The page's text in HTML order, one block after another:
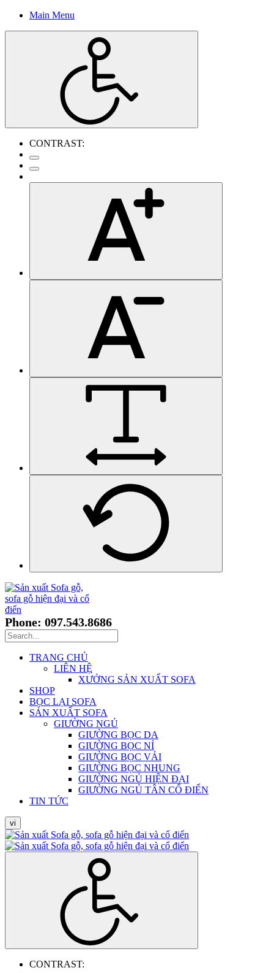
Main Menu
CONTRAST:
Phone: 097.543.8686
TRANG CHỦ
LIÊN HỆ
XƯỞNG SẢN XUẤT SOFA
SHOP
BỌC LẠI SOFA
SẢN XUẤT SOFA
GIƯỜNG NGỦ
GIƯỜNG BỌC DA
GIƯỜNG BỌC NỈ
GIƯỜNG BỌC VẢI
GIƯỜNG BỌC NHUNG
GIƯỜNG NGỦ HIỆN ĐẠI
GIƯỜNG NGỦ TÂN CỔ ĐIỂN
TIN TỨC
vi
CONTRAST: